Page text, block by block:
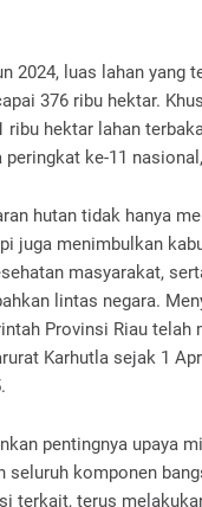
2024, luas lahan yang
376 ribu hektar.
ribu hektar lahan
peringkat ke-11
hutan tidak hanya
juga menimbulkan
masyarakat,
lintas negara.
Provinsi Riau telah
Karhutla sejak 1
pentingnya upaya
seluruh komponen
terkait, terus